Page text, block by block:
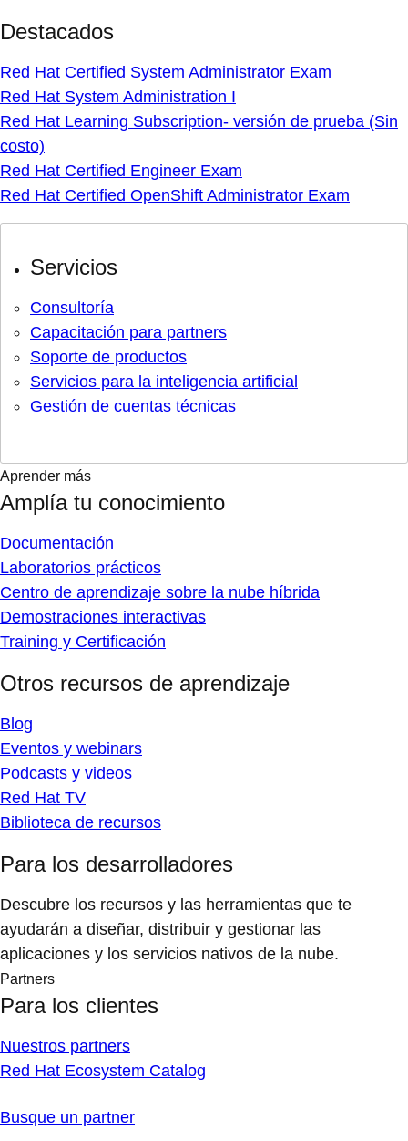
Destacados
Red Hat Certified System Administrator Exam
Red Hat System Administration I
Red Hat Learning Subscription- versión de prueba (Sin
costo)
Red Hat Certified Engineer Exam
Red Hat Certified OpenShift Administrator Exam
Servicios
Consultoría
Capacitación para partners
Soporte de productos
Servicios para la inteligencia artificial
Gestión de cuentas técnicas
Aprender más
Amplía tu conocimiento
Documentación
Laboratorios prácticos
Centro de aprendizaje sobre la nube híbrida
Demostraciones interactivas
Training y Certificación
Otros recursos de aprendizaje
Blog
Eventos y webinars
Podcasts y videos
Red Hat TV
Biblioteca de recursos
Para los desarrolladores
Descubre los recursos y las herramientas que te
ayudarán a diseñar, distribuir y gestionar las
aplicaciones y los servicios nativos de la nube.
Partners
Para los clientes
Nuestros partners
Red Hat Ecosystem Catalog
Busque un partner